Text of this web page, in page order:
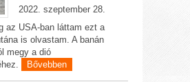
2022. szeptember 28.
az USA-ban láttam ezt a
is olvastam. A banán
megy a dió
Bővebben